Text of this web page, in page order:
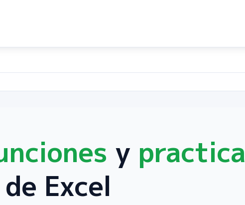
y practica
de Excel